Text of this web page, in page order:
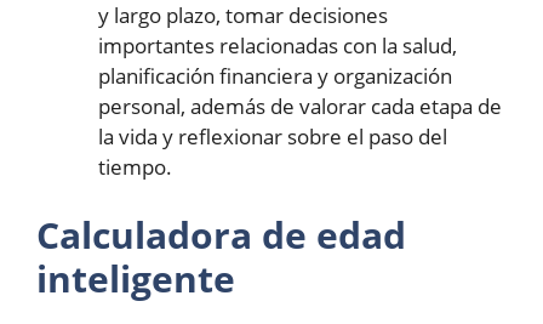
y largo plazo, tomar decisiones
importantes relacionadas con la salud,
planificación financiera y organización
personal, además de valorar cada etapa de
la vida y reflexionar sobre el paso del
tiempo.
Calculadora de edad
inteligente